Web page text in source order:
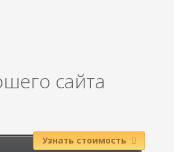
сайта
Узнать стоимость